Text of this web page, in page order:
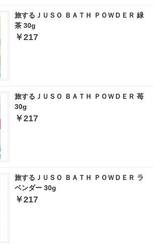
旅するＪＵＳＯ ＢＡＴＨ ＰＯＷＤＥＲ 緑
茶 30g
￥217
旅するＪＵＳＯ ＢＡＴＨ ＰＯＷＤＥＲ 苺
30g
￥217
旅するＪＵＳＯ ＢＡＴＨ ＰＯＷＤＥＲ ラ
ベンダー 30g
￥217